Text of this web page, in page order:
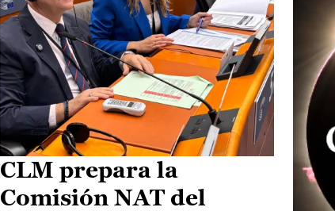
CLM prepara la
Comisión NAT del